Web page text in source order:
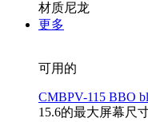
材质尼龙
更多
可用的
CMBPV-115 BBO
15.6的最大屏幕尺